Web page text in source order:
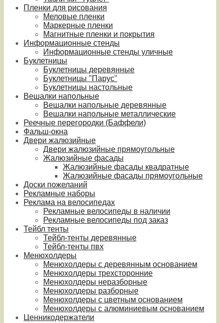
Пленки для рисования
Меловые пленки
Маркерные пленки
Магнитные пленки и покрытия
Информационные стенды
Информационные стенды уличные
Буклетницы
Буклетницы деревянные
Буклетницы "Парус"
Буклетницы настольные
Вешалки напольные
Вешалки напольные деревянные
Вешалки напольные металлические
Реечные перегородки (Баффели)
Фальш-окна
Двери жалюзийные
Двери жалюзийные прямоугольные
Жалюзийные фасады
Жалюзийные фасады квадратные
Жалюзийные фасады прямоугольные
Доски пожеланий
Рекламные наборы
Реклама на велосипедах
Рекламные велосипеды в наличии
Рекламные велосипеды под заказ
Тейбл тенты
Тейбл-тенты деревянные
Тейбл-тенты пвх
Менюхолдеры
Менюхолдеры с деревянным основанием
Менюхолдеры трехсторонние
Менюхолдеры неразборные
Менюхолдеры разборные
Менюхолдеры с цветным основанием
Менюхолдеры с алюминиевым основанием
Ценникодержатели